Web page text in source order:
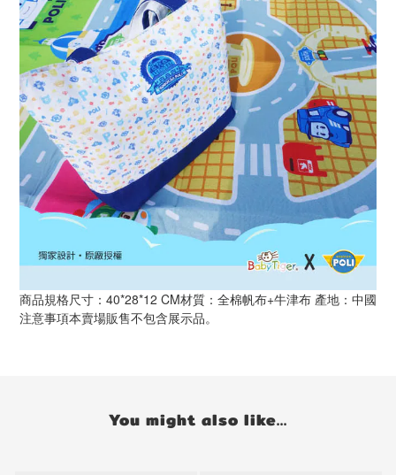
商品規格尺寸：40*28*12 CM材質：全棉帆布+牛津布 產地：中國
注意事項本賣場販售不包含展示品。
You might also like...